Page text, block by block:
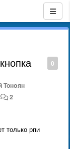
0
Тонoян
2
только рпи